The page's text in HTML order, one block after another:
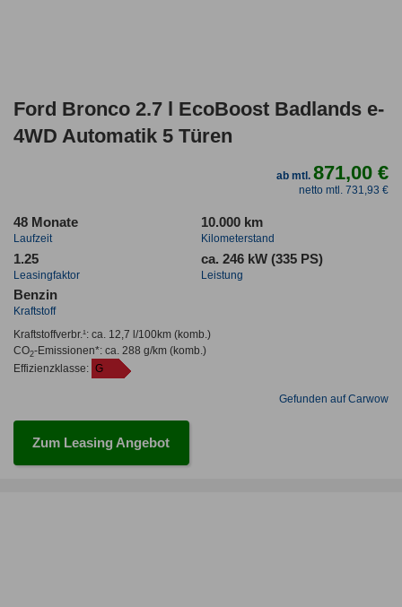
Ford Bronco 2.7 l EcoBoost Badlands e-
4WD Automatik 5 Türen
ab mtl.871,00 €
netto mtl. 731,93 €
48 Monate
Laufzeit
10.000 km
Kilometerstand
1.25
Leasingfaktor
ca. 246 kW (335 PS)
Leistung
Benzin
Kraftstoff
Kraftstoffverbr.¹: ca. 12,7 l/100km(komb.)
CO2-Emissionen*: ca. 288 g/km(komb.)
Effizienzklasse: G
Gefunden auf Carwow
Zum Leasing Angebot